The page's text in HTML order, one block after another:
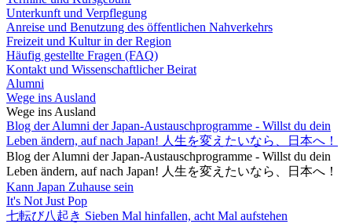
Unterkunft und Verpflegung
Anreise und Benutzung des öffentlichen Nahverkehrs
Freizeit und Kultur in der Region
Häufig gestellte Fragen (FAQ)
Kontakt und Wissenschaftlicher Beirat
Alumni
Wege ins Ausland
Wege ins Ausland
Blog der Alumni der Japan-Austauschprogramme - Willst du dein
Leben ändern, auf nach Japan! 人生を変えたいなら、日本へ！
Blog der Alumni der Japan-Austauschprogramme - Willst du dein
Leben ändern, auf nach Japan! 人生を変えたいなら、日本へ！
Kann Japan Zuhause sein
It's Not Just Pop
七転び八起き Sieben Mal hinfallen, acht Mal aufstehen